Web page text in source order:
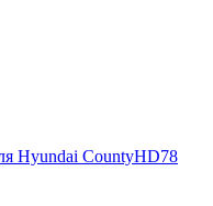
Hyundai CountyHD78